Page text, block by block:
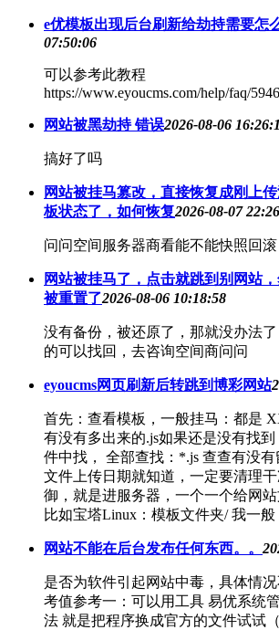
e优模板出现后台刷新给劫持需要怎
07:50:06
可以参考此教程
https://www.eyoucms.com/help/faq/
网站被黑劫持 错误2026-08-06
搞好了吗
网站被挂马篡改，直接恢复成刚上
板状态了，如何恢复2026-08-07
问问空间服务器商看能不能快照回
网站被挂马了，点击就跳到别网站
被重置了2026-08-06 10:18:58
没有备份，被还原了，那就没办法
的可以找回，去咨询空间商问问
eyoucms网页刷新后转跳到博彩网站
首先：查看模板，一般挂马：都是
有没有多出来的.js如果还是没有找到
件中找， 全部查找：*.js 查查有没
文件上传日期就知道，一定要清理
御，就是进服务器，一个一个给网站
比如宝塔Linux：模板文件夹/ 我一般
网站不能在后台发布任何东西。。
是否为软件引起网站中毒，具体情
考值参考一：可以用工具 易优系统
法 就是把程序换成官方的文件试试